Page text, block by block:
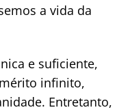
a vida da
e suficiente,
infinito,
Entretanto,